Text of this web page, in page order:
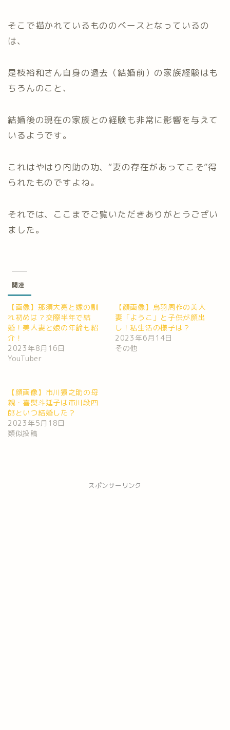
そこで描かれているもののベースとなっているの
は、
是枝裕和さん自身の過去（結婚前）の家族経験はも
ちろんのこと、
結婚後の現在の家族との経験も非常に影響を与えて
いるようです。
これはやはり内助の功、“妻の存在があってこそ”得
られたものですよね。
それでは、ここまでご覧いただきありがとうござい
ました。
関連
【画像】那須大亮と嫁の馴
れ初めは？交際半年で結
婚！美人妻と娘の年齢も紹
介！
2023年8月16日
YouTuber
【顔画像】鳥羽周作の美人
妻「ようこ」と子供が顔出
し！私生活の様子は？
2023年6月14日
その他
【顔画像】市川猿之助の母
親・喜熨斗延子は市川段四
郎といつ結婚した？
2023年5月18日
類似投稿
スポンサーリンク